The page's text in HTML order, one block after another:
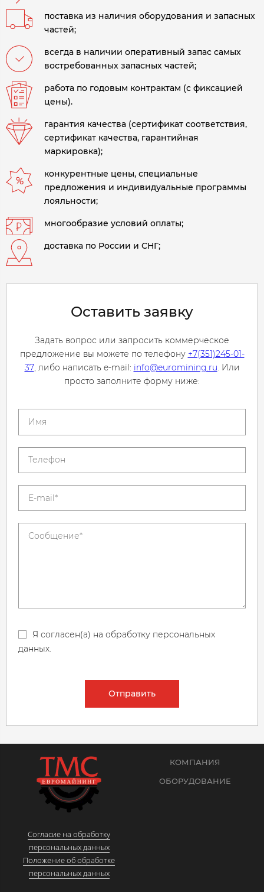
поставка из наличия оборудования и запасных
частей;
всегда в наличии оперативный запас самых
востребованных запасных частей;
работа по годовым контрактам (с фиксацией
цены).
гарантия качества (сертификат соответствия,
сертификат качества, гарантийная
маркировка);
конкурентные цены, специальные
предложения и индивидуальные программы
лояльности;
многообразие условий оплаты;
доставка по России и СНГ;
Оставить заявку
Задать вопрос или запросить коммерческое
предложение вы можете по телефону +7(351)245-01-
37, либо написать e-mail: info@euromining.ru. Или
просто заполните форму ниже:
Я согласен(а) на обработку персональных
данных.
Отправить
Согласие на обработку
персональных данных
Положение об обработке
персональных данных
КОМПАНИЯ
ОБОРУДОВАНИЕ